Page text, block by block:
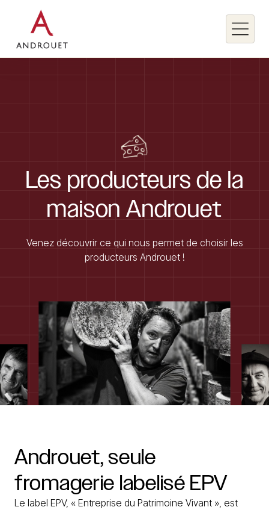
Les producteurs de la
maison Androuet
Venez découvrir ce qui nous permet de choisir les
producteurs Androuet !
Androuet, seule
fromagerie labelisé EPV
Le label EPV, « Entreprise du Patrimoine Vivant », est